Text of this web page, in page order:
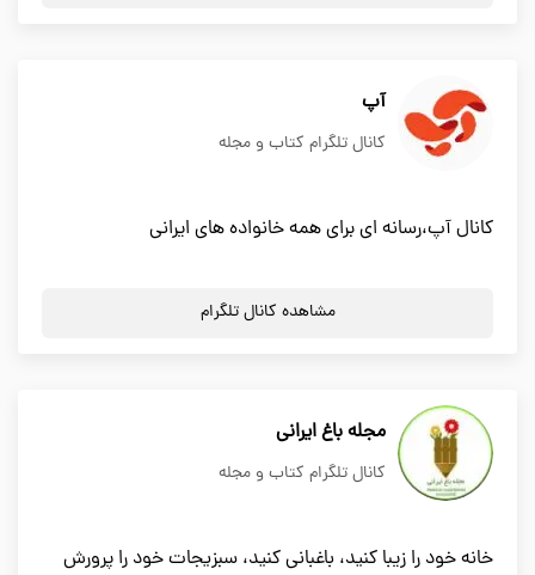
آپ
کانال تلگرام کتاب و مجله
کانال آپ،رسانه ای برای همه خانواده های ایرانی
مشاهده کانال تلگرام
مجله باغ ایرانی
کانال تلگرام کتاب و مجله
خانه خود را زیبا کنید، باغبانی کنید، سبزیجات خود را پرورش